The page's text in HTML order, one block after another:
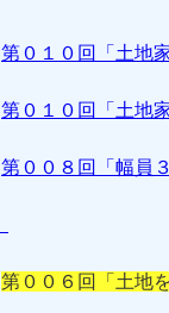
第０１０回「土地
第０１０回「土地
第００８回「幅員
第００６回「土地